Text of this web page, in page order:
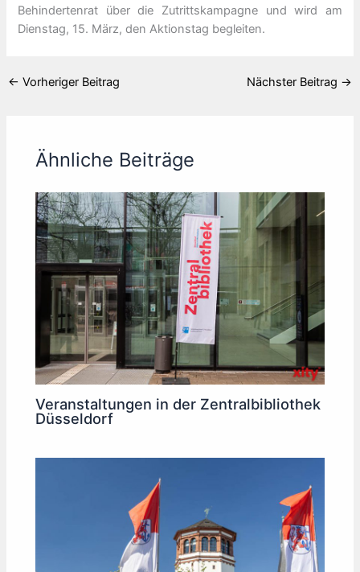
Behindertenrat über die Zutrittskampagne und wird am
Dienstag, 15. März, den Aktionstag begleiten.
← Vorheriger Beitrag Nächster Beitrag →
Ähnliche Beiträge
Veranstaltungen in der Zentralbibliothek
Düsseldorf